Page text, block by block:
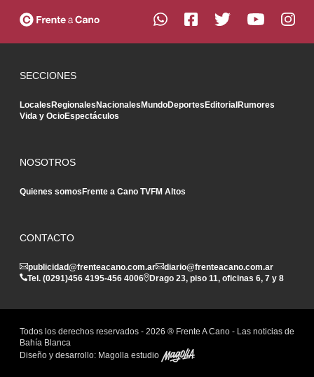
SECCIONES
LocalesRegionalesNacionalesMundoDeportesEditorialRumores
Vida y OcioEspectáculos
NOSOTROS
Quienes somosFrente a Cano TVFM Altos
CONTACTO
publicidad@frenteacano.com.ar
diario@frenteacano.com.ar
Tel. (0291)456 4195-456 4006 Drago 23, piso 11, oficinas 6, 7 y 8
Todos los derechos reservados - 2026 ® Frente A Cano - Las noticias de
Bahía Blanca
Diseño y desarrollo: Magolla estudio